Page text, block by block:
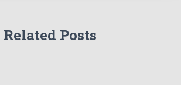
Related Posts